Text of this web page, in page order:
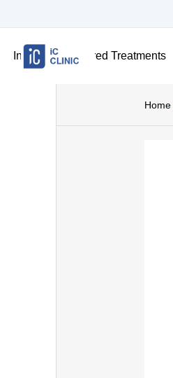
Insurance-Covered Treatments
Home